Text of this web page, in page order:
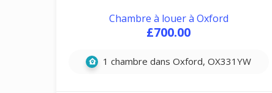
Chambre à louer à Oxford
£700.00
1 chambre dans Oxford, OX331YW